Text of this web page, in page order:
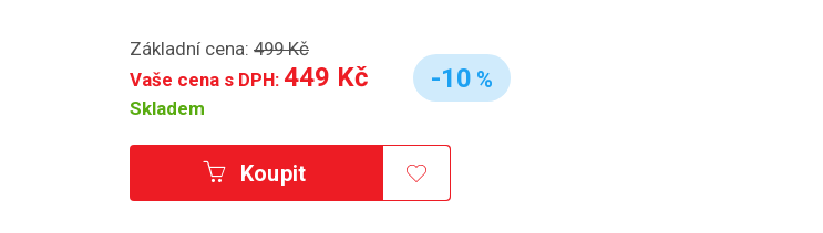
Základní cena: 499 Kč
Vaše cena s DPH: 449 Kč
Skladem
-10 %
Koupit